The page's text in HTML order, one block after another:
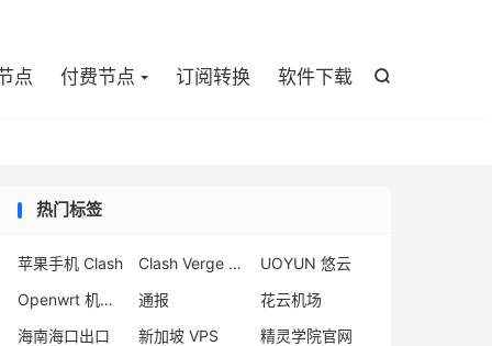

点 付费节点 订阅转换 软件下载
热门标签
苹果手机 Clash Clash Verge 官网下载
UOYUN 悠云
Openwrt 机场推荐
通报
花云机场
海南海口出口
新加坡 VPS
精灵学院官网